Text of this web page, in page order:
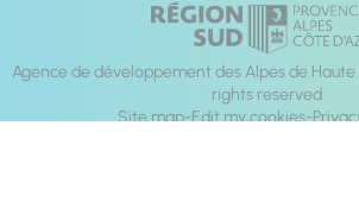
Agence de développement des Alpes de
rights reserved
Site map Edit my cookies